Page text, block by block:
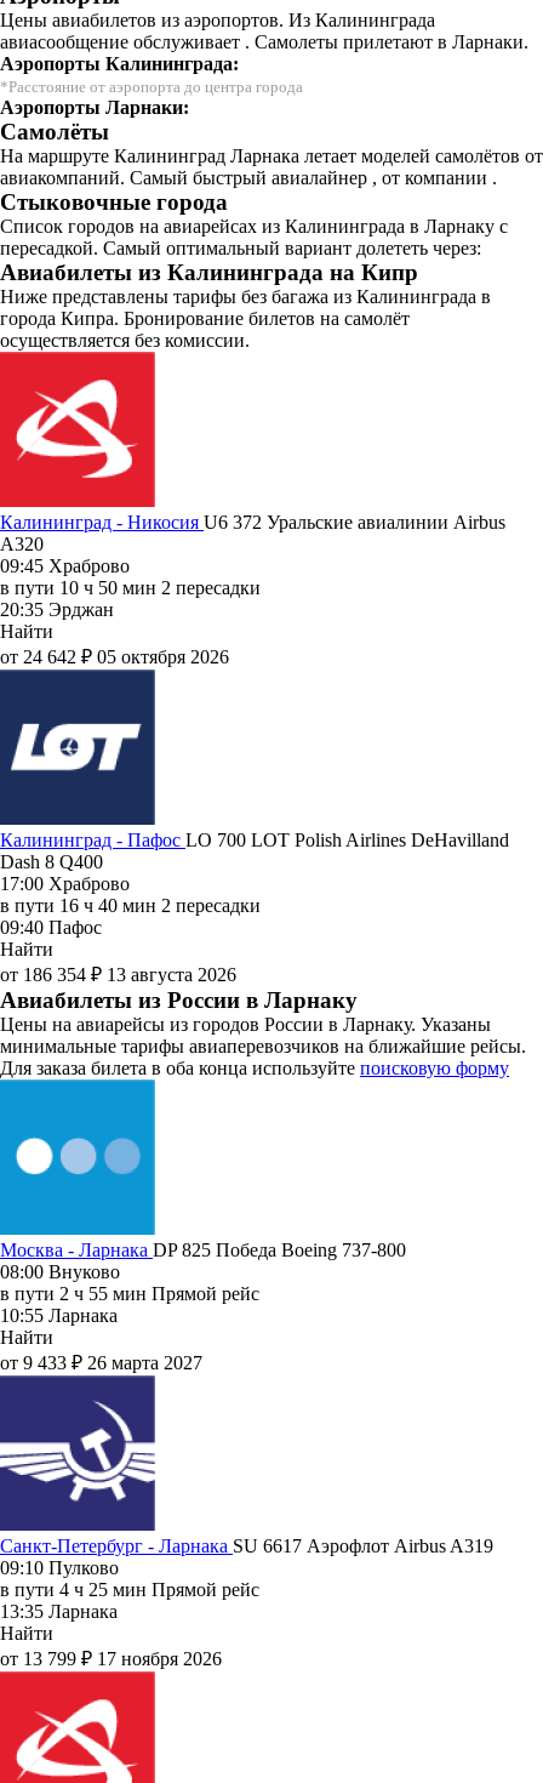
Цены авиабилетов из аэропортов. Из Калининграда
авиасообщение обслуживает . Самолеты прилетают в Ларнаки.
Аэропорты Калининграда:
*Расстояние от аэропорта до центра города
Аэропорты Ларнаки:
Самолёты
На маршруте Калининград Ларнака летает моделей самолётов от
авиакомпаний. Самый быстрый авиалайнер , от компании .
Стыковочные города
Список городов на авиарейсах из Калининграда в Ларнаку с
пересадкой. Самый оптимальный вариант долететь через:
Авиабилеты из Калининграда на Кипр
Ниже представлены тарифы без багажа из Калининграда в
города Кипра. Бронирование билетов на самолёт
осуществляется без комиссии.
Калининград - Никосия U6 372 Уральские авиалинии Airbus
A320
09:45 Храброво
в пути 10 ч 50 мин 2 пересадки
20:35 Эрджан
Найти
от 24 642 ₽ 05 октября 2026
Калининград - Пафос LO 700 LOT Polish Airlines DeHavilland
Dash 8 Q400
17:00 Храброво
в пути 16 ч 40 мин 2 пересадки
09:40 Пафос
Найти
от 186 354 ₽ 13 августа 2026
Авиабилеты из России в Ларнаку
Цены на авиарейсы из городов России в Ларнаку. Указаны
минимальные тарифы авиаперевозчиков на ближайшие рейсы.
Для заказа билета в оба конца используйте поисковую форму
Москва - Ларнака DP 825 Победа Boeing 737-800
08:00 Внуково
в пути 2 ч 55 мин Прямой рейс
10:55 Ларнака
Найти
от 9 433 ₽ 26 марта 2027
Санкт-Петербург - Ларнака SU 6617 Аэрофлот Airbus A319
09:10 Пулково
в пути 4 ч 25 мин Прямой рейс
13:35 Ларнака
Найти
от 13 799 ₽ 17 ноября 2026